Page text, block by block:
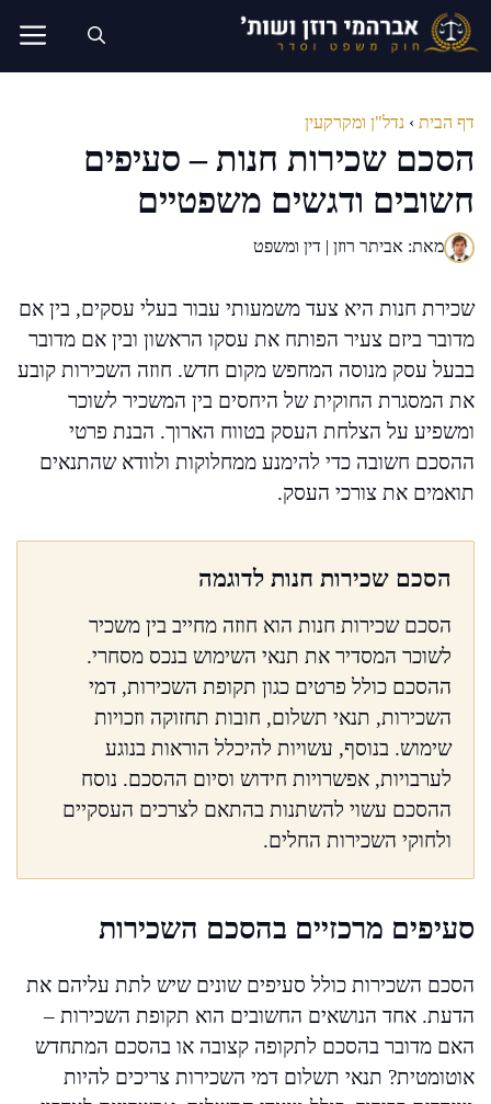
לדלג
לתוכן
דף הבית › נדל"ן ומקרקעין
הסכם שכירות חנות – סעיפים
חשובים ודגשים משפטיים
מאת: אביתר רוזן | דין ומשפט
שכירת חנות היא צעד משמעותי עבור בעלי עסקים, בין אם
מדובר ביזם צעיר הפותח את עסקו הראשון ובין אם מדובר
בבעל עסק מנוסה המחפש מקום חדש. חוזה השכירות קובע
את המסגרת החוקית של היחסים בין המשכיר לשוכר
ומשפיע על הצלחת העסק בטווח הארוך. הבנת פרטי
ההסכם חשובה כדי להימנע ממחלוקות ולוודא שהתנאים
תואמים את צורכי העסק.
הסכם שכירות חנות לדוגמה
הסכם שכירות חנות הוא חוזה מחייב בין משכיר
לשוכר המסדיר את תנאי השימוש בנכס מסחרי.
ההסכם כולל פרטים כגון תקופת השכירות, דמי
השכירות, תנאי תשלום, חובות תחזוקה וזכויות
שימוש. בנוסף, עשויות להיכלל הוראות בנוגע
לערבויות, אפשרויות חידוש וסיום ההסכם. נוסח
ההסכם עשוי להשתנות בהתאם לצרכים העסקיים
ולחוקי השכירות החלים.
סעיפים מרכזיים בהסכם השכירות
הסכם השכירות כולל סעיפים שונים שיש לתת עליהם את
הדעת. אחד הנושאים החשובים הוא תקופת השכירות –
האם מדובר בהסכם לתקופה קצובה או בהסכם המתחדש
אוטומטית? תנאי תשלום דמי השכירות צריכים להיות